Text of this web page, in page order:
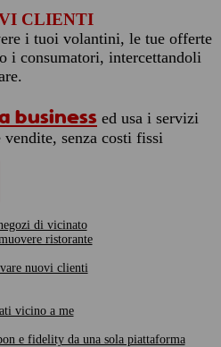
CLIENTI
i tuoi volantini, le tue offerte
i consumatori, intercettandoli
business ed usa i servizi
senza costi fissi
di vicinato
ristorante
nuovi clienti
vicino a me
e fidelity da una sola piattaforma